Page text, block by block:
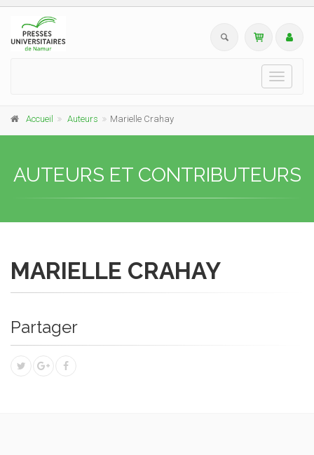
Toggle
Accueil Auteurs Marielle Crahay
AUTEURS ET CONTRIBUTEURS
MARIELLE CRAHAY
Partager